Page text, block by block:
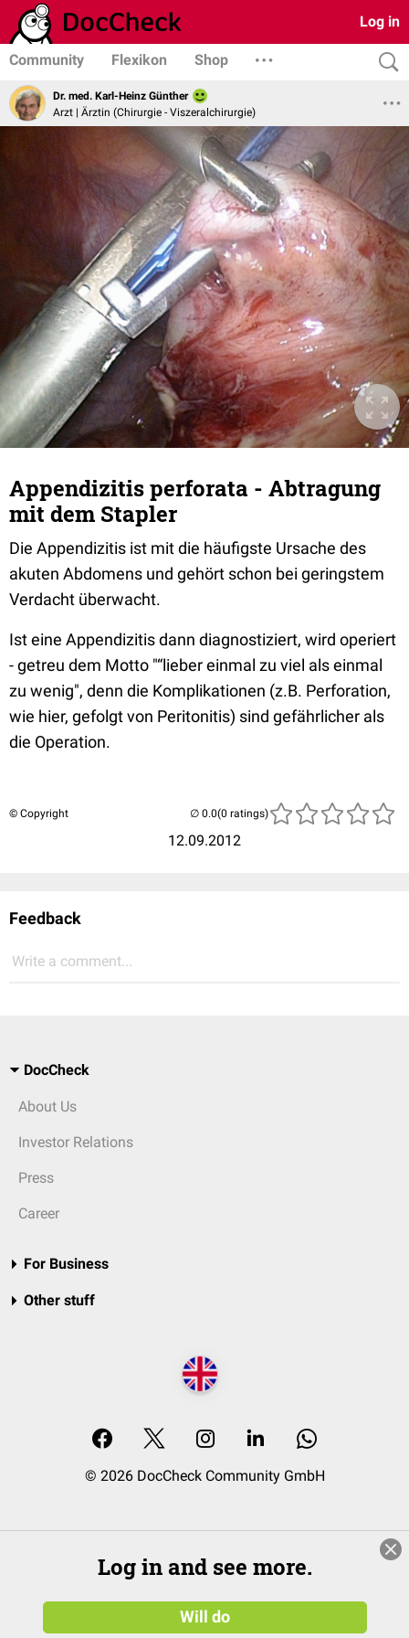
Log in
Community Flexikon Shop
Dr. med. Karl-Heinz Günther
Arzt | Ärztin (Chirurgie - Viszeralchirurgie)
Appendizitis perforata - Abtragung
mit dem Stapler
Die Appendizitis ist mit die häufigste Ursache des
akuten Abdomens und gehört schon bei geringstem
Verdacht überwacht.
Ist eine Appendizitis dann diagnostiziert, wird operiert
- getreu dem Motto "“lieber einmal zu viel als einmal
zu wenig", denn die Komplikationen (z.B. Perforation,
wie hier, gefolgt von Peritonitis) sind gefährlicher als
die Operation.
© Copyright
12.09.2012
(0 ratings)
Feedback
Write a comment...
DocCheck
About Us
Investor Relations
Press
Career
For Business
Other stuff
© 2026 DocCheck Community GmbH
Log in and see more.
Will do